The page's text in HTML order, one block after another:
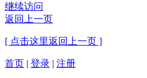
继续访问
返回上一页
[ 点击这里返回上一页 ]
首页 | 登录 | 注册